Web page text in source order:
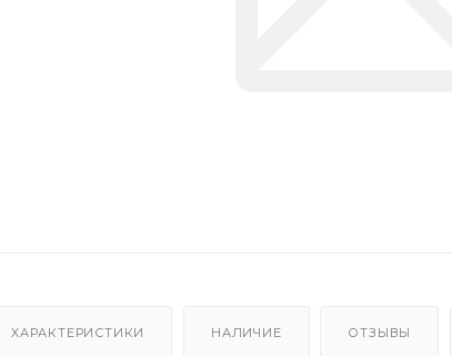
ХАРАКТЕРИСТИКИ НАЛИЧИЕ ОТЗЫВЫ